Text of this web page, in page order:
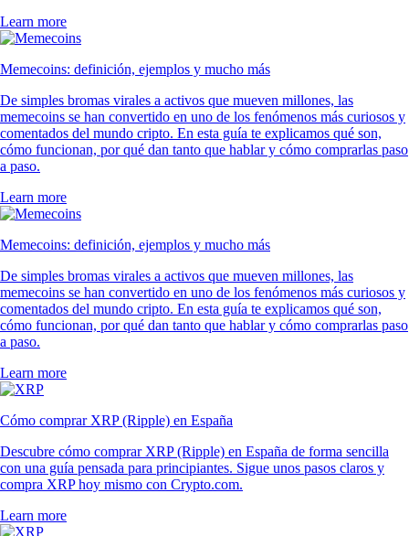
Learn more
Memecoins: definición, ejemplos y mucho más
De simples bromas virales a activos que mueven millones, las
memecoins se han convertido en uno de los fenómenos más curiosos y
comentados del mundo cripto. En esta guía te explicamos qué son,
cómo funcionan, por qué dan tanto que hablar y cómo comprarlas paso
a paso.
Learn more
Memecoins: definición, ejemplos y mucho más
De simples bromas virales a activos que mueven millones, las
memecoins se han convertido en uno de los fenómenos más curiosos y
comentados del mundo cripto. En esta guía te explicamos qué son,
cómo funcionan, por qué dan tanto que hablar y cómo comprarlas paso
a paso.
Learn more
Cómo comprar XRP (Ripple) en España
Descubre cómo comprar XRP (Ripple) en España de forma sencilla
con una guía pensada para principiantes. Sigue unos pasos claros y
compra XRP hoy mismo con Crypto.com.
Learn more